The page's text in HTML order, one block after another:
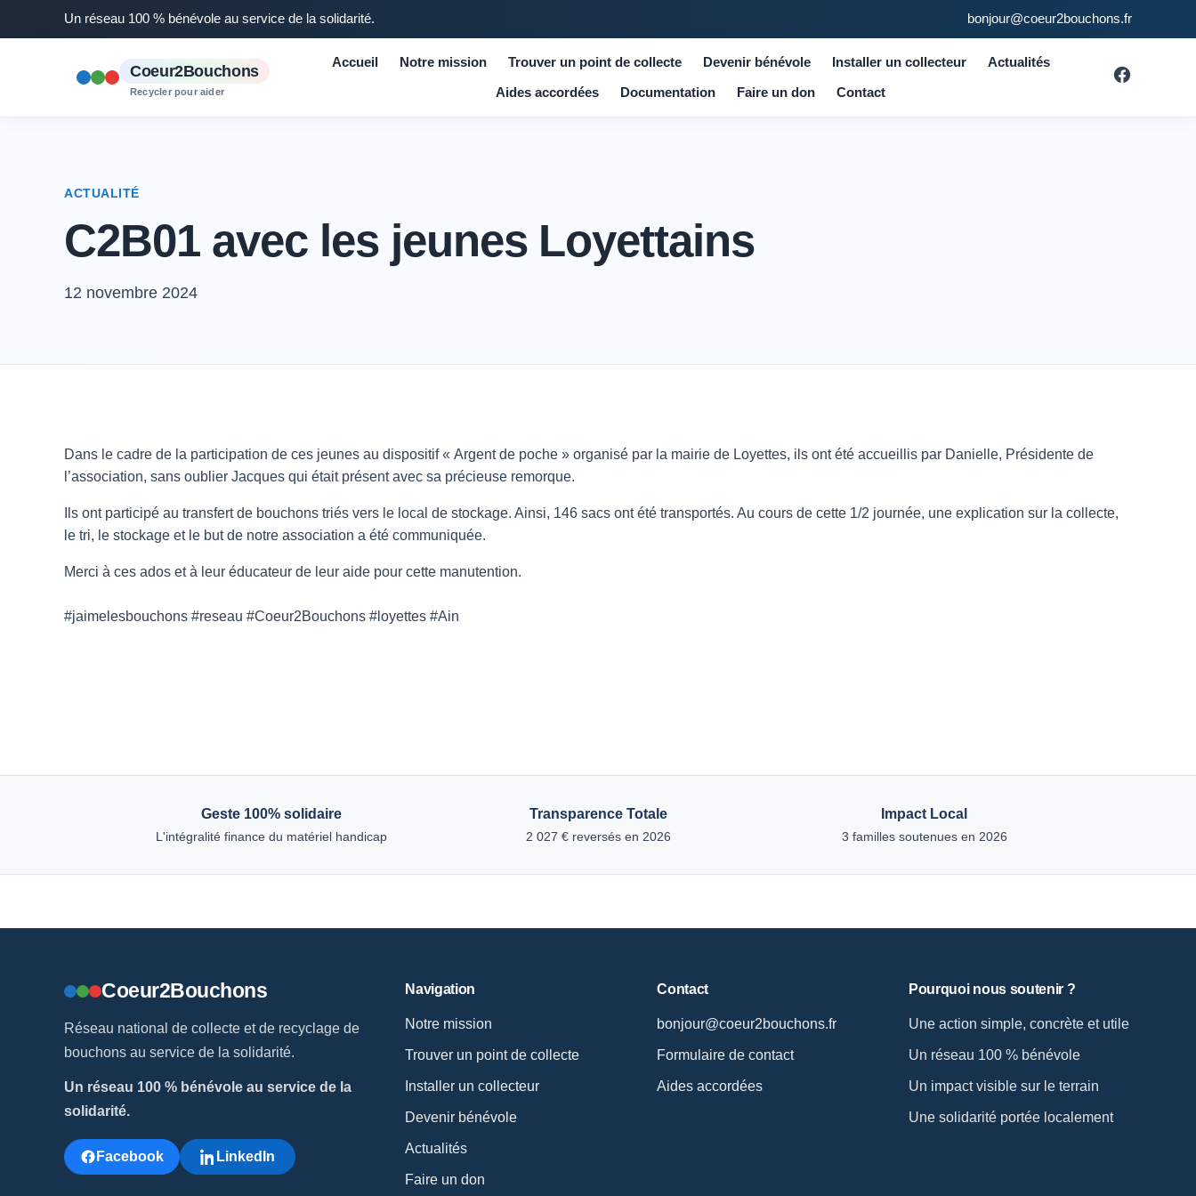
Un réseau 100 % bénévole au service de la solidarité. bonjour@coeur2bouchons.fr
Coeur2Bouchons
Recycler pour aider
Accueil Notre mission Trouver un point de collecte Devenir bénévole Installer un collecteur
Actualités
Aides accordées
Documentation Faire un don Contact
ACTUALITÉ
C2B01 avec les jeunes Loyettains
12 novembre 2024
Dans le cadre de la participation de ces jeunes au dispositif « Argent de poche » organisé par la mairie de Loyettes, ils ont été accueillis par Danielle, Présidente de
l’association, sans oublier Jacques qui était présent avec sa précieuse remorque.
Ils ont participé au transfert de bouchons triés vers le local de stockage. Ainsi, 146 sacs ont été transportés. Au cours de cette 1/2 journée, une explication sur la collecte,
le tri, le stockage et le but de notre association a été communiquée.
Merci à ces ados et à leur éducateur de leur aide pour cette manutention.
#jaimelesbouchons #reseau #Coeur2Bouchons #loyettes #Ain
Geste 100% solidaire
L'intégralité finance du matériel handicap
Transparence Totale
2 027 € reversés en 2026
Impact Local
3 familles soutenues en 2026
Coeur2Bouchons
Réseau national de collecte et de recyclage de
bouchons au service de la solidarité.
Un réseau 100 % bénévole au service de la
solidarité.
Facebook LinkedIn
Navigation
Notre mission
Trouver un point de collecte
Installer un collecteur
Devenir bénévole
Actualités
Faire un don
Contact
bonjour@coeur2bouchons.fr
Formulaire de contact
Aides accordées
Pourquoi nous soutenir ?
Une action simple, concrète et utile
Un réseau 100 % bénévole
Un impact visible sur le terrain
Une solidarité portée localement